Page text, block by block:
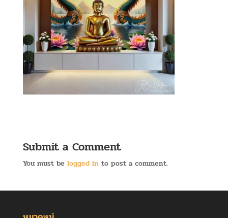
Submit a Comment
You must be logged into post a comment.